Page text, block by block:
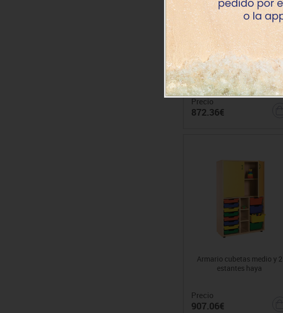
Armario medio 3 estantes y
cubetas haya
Precio
872.36€
Armario cubetas medio y 2
estantes haya
Precio
907.06€